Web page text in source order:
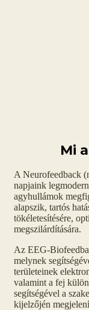
Mi
A Neurofeedback
napjaink
agyhullámok
alapszik, tartós
tökéletesítésére,
megszilárdítására.
Az EEG-
melynek
területeinek
valamint a fej
segítségével a
kijelzőjén